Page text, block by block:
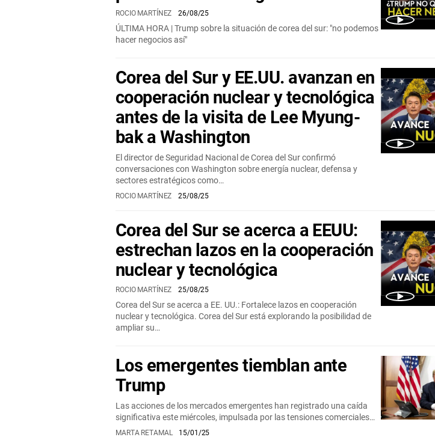
ROCIO MARTÍNEZ 26/08/25
ÚLTIMA HORA | Trump sobre la situación de corea del sur: "no podemos
hacer negocios así"
Corea del Sur y EE.UU. avanzan en
cooperación nuclear y tecnológica
antes de la visita de Lee Myung-
bak a Washington
El director de Seguridad Nacional de Corea del Sur confirmó
conversaciones con Washington sobre energía nuclear, defensa y
sectores estratégicos como…
ROCIO MARTÍNEZ 25/08/25
Corea del Sur se acerca a EEUU:
estrechan lazos en la cooperación
nuclear y tecnológica
ROCIO MARTÍNEZ 25/08/25
Corea del Sur se acerca a EE. UU.: Fortalece lazos en cooperación
nuclear y tecnológica. Corea del Sur está explorando la posibilidad de
ampliar su…
Los emergentes tiemblan ante
Trump
Las acciones de los mercados emergentes han registrado una caída
significativa este miércoles, impulsada por las tensiones comerciales…
MARTA RETAMAL 15/01/25